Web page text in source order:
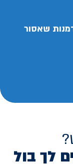
שאסור
לך בול